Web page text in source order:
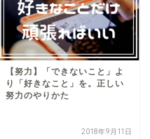
【努力】「できないこと」よ
り「好きなこと」を。正しい
努力のやりかた
2018年9月11日